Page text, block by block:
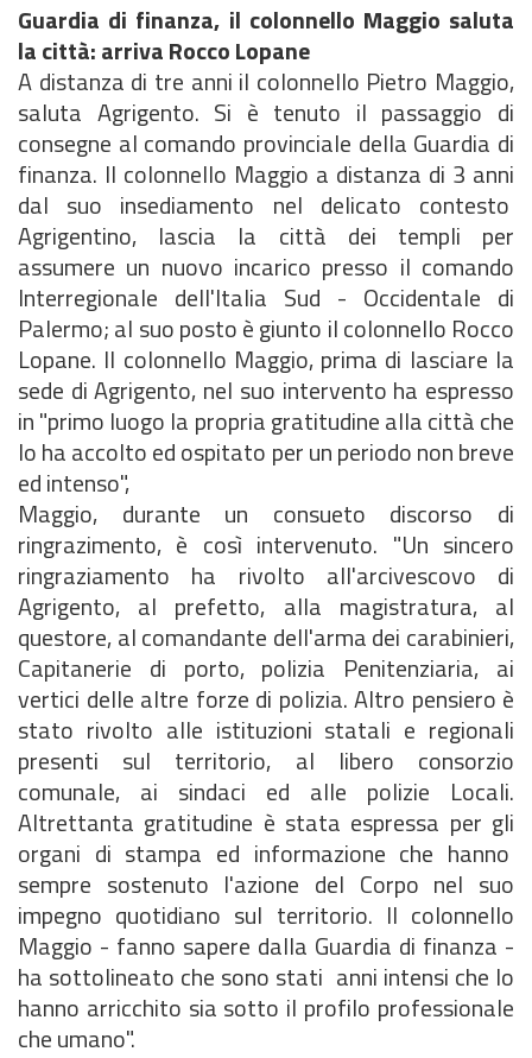
Guardia di finanza, il colonnello Maggio saluta
la città: arriva Rocco Lopane
A distanza di tre anni il colonnello Pietro Maggio,
saluta Agrigento. Si è tenuto il passaggio di
consegne al comando provinciale della Guardia di
finanza. Il colonnello Maggio a distanza di 3 anni
dal suo insediamento nel delicato contesto
Agrigentino, lascia la città dei templi per
assumere un nuovo incarico presso il comando
Interregionale dell'Italia Sud - Occidentale di
Palermo; al suo posto è giunto il colonnello Rocco
Lopane. Il colonnello Maggio, prima di lasciare la
sede di Agrigento, nel suo intervento ha espresso
in "primo luogo la propria gratitudine alla città che
lo ha accolto ed ospitato per un periodo non breve
ed intenso",
Maggio, durante un consueto discorso di
ringrazimento, è così intervenuto. "Un sincero
ringraziamento ha rivolto all'arcivescovo di
Agrigento, al prefetto, alla magistratura, al
questore, al comandante dell'arma dei carabinieri,
Capitanerie di porto, polizia Penitenziaria, ai
vertici delle altre forze di polizia. Altro pensiero è
stato rivolto alle istituzioni statali e regionali
presenti sul territorio, al libero consorzio
comunale, ai sindaci ed alle polizie Locali.
Altrettanta gratitudine è stata espressa per gli
organi di stampa ed informazione che hanno
sempre sostenuto l'azione del Corpo nel suo
impegno quotidiano sul territorio. Il colonnello
Maggio - fanno sapere dalla Guardia di finanza -
ha sottolineato che sono stati anni intensi che lo
hanno arricchito sia sotto il profilo professionale
che umano".